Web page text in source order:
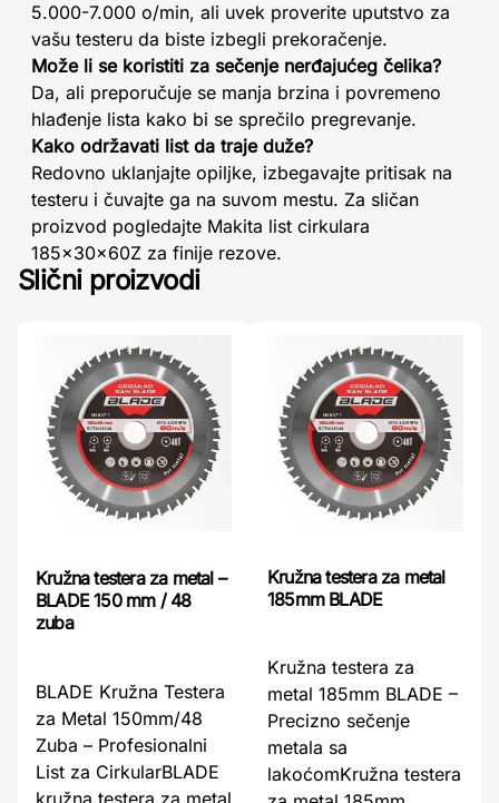
5.000-7.000 o/min, ali uvek proverite uputstvo za
vašu testeru da biste izbegli prekoračenje.
Može li se koristiti za sečenje nerđajućeg čelika?
Da, ali preporučuje se manja brzina i povremeno
hlađenje lista kako bi se sprečilo pregrevanje.
Kako održavati list da traje duže?
Redovno uklanjajte opiljke, izbegavajte pritisak na
testeru i čuvajte ga na suvom mestu. Za sličan
proizvod pogledajte Makita list cirkulara
185x30x60Z za finije rezove.
Slični proizvodi
Kružna testera za metal –
BLADE 150 mm / 48
zuba
BLADE Kružna Testera
za Metal 150mm/48
Zuba – Profesionalni
List za CirkularBLADE
kružna testera za metal
Kružna testera za metal
185mm BLADE
Kružna testera za
metal 185mm BLADE –
Precizno sečenje
metala sa
lakoćomKružna testera